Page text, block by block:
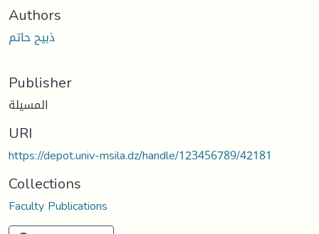
Authors
ذبيح حاتم
Publisher
المسيلة
URI
https://depot.univ-msila.dz/handle/123456789/42181
Collections
Faculty Publications